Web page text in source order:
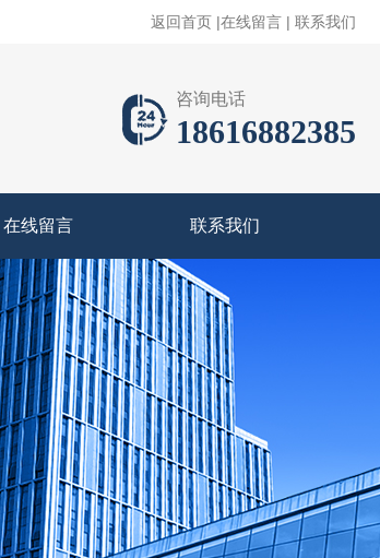
返回首页 |在线留言 | 联系我们
咨询电话
18616882385
在线留言 联系我们